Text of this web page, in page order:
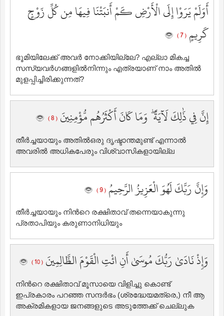
أَوَلَمْ يَرَوْا إِلَى الْأَرْضِ كَمْ أَنبَتْنَا فِيهَا مِن كُلِّ زَوْجٍ
كَرِيمٍ ( 7 )
ഭൂമിയിലേക്ക് അവര്‍ നോക്കിയില്ലേ? എല്ലാ മികച്ച
സസ്യവര്‍ഗങ്ങളില്‍നിന്നും എത്രയാണ് നാം അതില്‍
‍മുളപ്പിച്ചിരിക്കുന്നത്‌?
إِنَّ فِي ذَٰلِكَ لَآيَةً ۖ وَمَا كَانَ أَكْثَرُهُم مُّؤْمِنِينَ ( 8 )
തീര്‍ച്ചയായും അതില്‍ഒരു ദൃഷ്ടാന്തമുണ്ട് എന്നാല്‍
അവരില്‍ ‍അധികപേരും വിശ്വാസികളായില്ല
وَإِنَّ رَبَّكَ لَهُوَ الْعَزِيزُ الرَّحِيمُ ( 9 )
തീര്‍ച്ചയായും നിന്‍റെ രക്ഷിതാവ് തന്നെയാകുന്നു
പ്രതാപിയും കരുണാനിധിയും
وَإِذْ نَادَىٰ رَبُّكَ مُوسَىٰ أَنِ ائْتِ الْقَوْمَ الظَّالِمِينَ ( 10 )
നിന്‍റെ രക്ഷിതാവ് മൂസായെ വിളിച്ചു കൊണ്ട്
ഇപ്രകാരം പറഞ്ഞ സന്ദര്‍ഭം (ശ്രദ്ധേയമത്രെ,) നീ ആ
അക്രമികളായ ജനങ്ങളുടെ അടുത്തേക്ക് ചെല്ലുക